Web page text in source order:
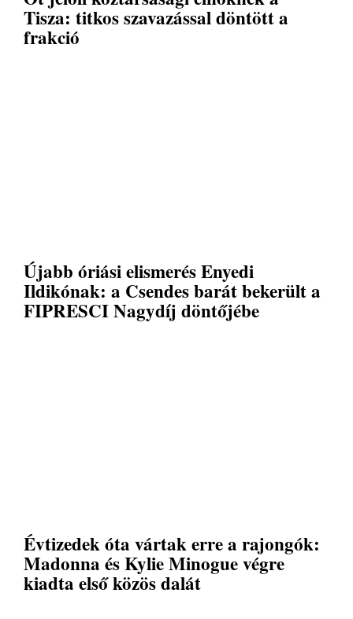
Tisza: titkos szavazással döntött a
frakció
Újabb óriási elismerés Enyedi
Ildikónak: a Csendes barát bekerült a
FIPRESCI Nagydíj döntőjébe
Évtizedek óta vártak erre a rajongók:
Madonna és Kylie Minogue végre
kiadta első közös dalát